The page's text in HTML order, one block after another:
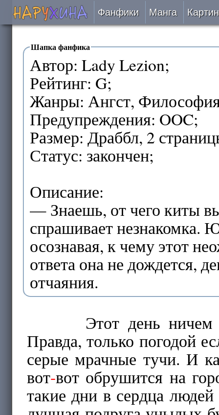
Фанфики
Сборники
Рецензии
На проверке
Манга
Шапка фанфика
Автор: Lady Lezion;
Рейтинг: G;
Жанры: Ангст,
Предупреждения: OOC;
Размер: Драббл, 2
Статус: закончен;
Описание:
— Знаешь, от чего киты
спрашивает незнакомка.
осознавая, к чему этот
ответа она не дождется,
отчаяния.
Этот день ничем не
Правда, только погодой
серые мрачные тучи. И
вот-вот обрушится на
такие дни в сердца